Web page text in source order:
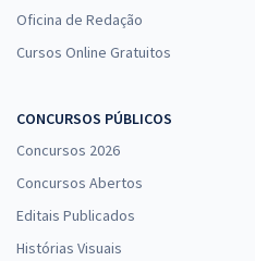
Oficina de Redação
Cursos Online Gratuitos
CONCURSOS PÚBLICOS
Concursos 2026
Concursos Abertos
Editais Publicados
Histórias Visuais